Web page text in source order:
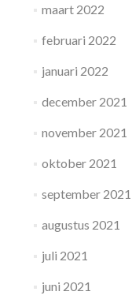
maart 2022
februari 2022
januari 2022
december 2021
november 2021
oktober 2021
september 2021
augustus 2021
juli 2021
juni 2021